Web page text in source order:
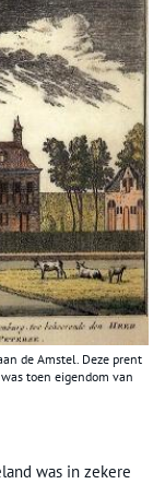
de Amstel. Deze prent
toen eigendom van
was in zekere